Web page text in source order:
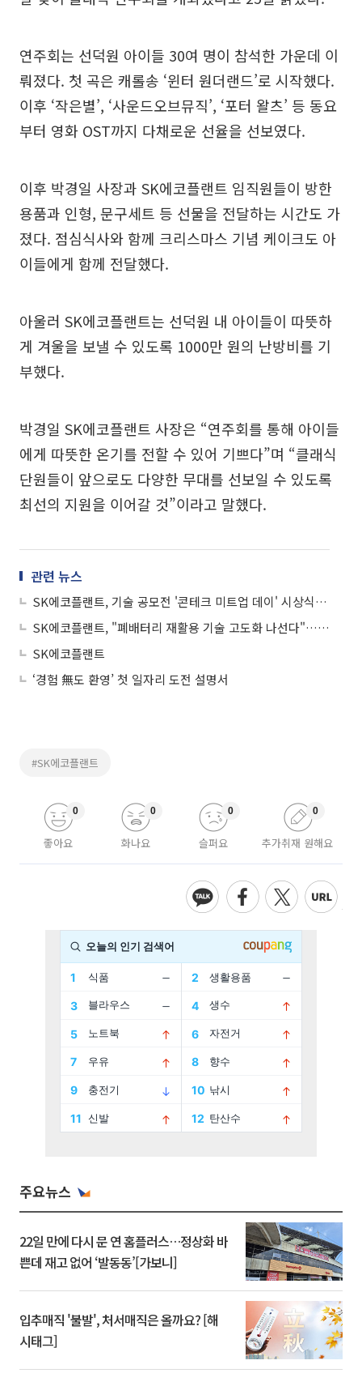
연주회는 선덕원 아이들 30여 명이 참석한 가운데 이
뤄졌다. 첫 곡은 캐롤송 ‘윈터 원더랜드’로 시작했다.
이후 ‘작은별’, ‘사운드오브뮤직’, ‘포터 왈츠’ 등 동요
부터 영화 OST까지 다채로운 선율을 선보였다.
이후 박경일 사장과 SK에코플랜트 임직원들이 방한
용품과 인형, 문구세트 등 선물을 전달하는 시간도 가
졌다. 점심식사와 함께 크리스마스 기념 케이크도 아
이들에게 함께 전달했다.
아울러 SK에코플랜트는 선덕원 내 아이들이 따뜻하
게 겨울을 보낼 수 있도록 1000만 원의 난방비를 기
부했다.
박경일 SK에코플랜트 사장은 “연주회를 통해 아이들
에게 따뜻한 온기를 전할 수 있어 기쁘다”며 “클래식
단원들이 앞으로도 다양한 무대를 선보일 수 있도록
최선의 지원을 이어갈 것”이라고 말했다.
관련 뉴스
SK에코플랜트, 기술 공모전 '콘테크 미트업 데이' 시상식 개최…상생 협력 노력
SK에코플랜트, "폐배터리 재활용 기술 고도화 나선다"…희소금속 추출 공정 협력 강화
SK에코플랜트
‘경험 無도 환영’ 첫 일자리 도전 설명서
#SK에코플랜트
좋아요
0
화나요
0
슬퍼요
0
추가취재 원해요
0
주요뉴스
22일 만에 다시 문 연 홈플러스…정상화 바
쁜데 재고 없어 ‘발동동’[가보니]
입추매직 '불발', 처서매직은 올까요? [해
시태그]